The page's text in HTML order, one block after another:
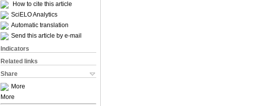
How to cite this article
SciELO Analytics
Automatic translation
Send this article by e-mail
Indicators
Related links
Share
More
More